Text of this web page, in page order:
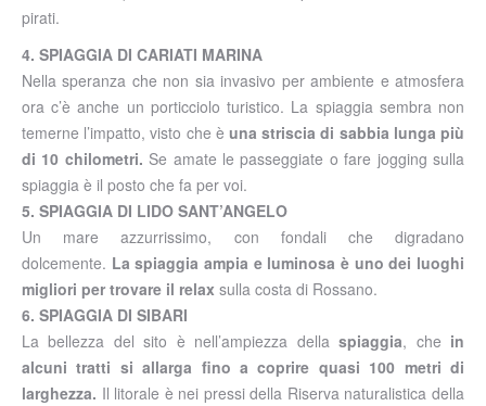
pirati.
4. SPIAGGIA DI CARIATI MARINA
Nella speranza che non sia invasivo per ambiente e atmosfera
ora c’è anche un porticciolo turistico. La spiaggia sembra non
temerne l’impatto, visto che è una striscia di sabbia lunga più
di 10 chilometri. Se amate le passeggiate o fare jogging sulla
spiaggia è il posto che fa per voi.
5. SPIAGGIA DI LIDO SANT’ANGELO
Un mare azzurrissimo, con fondali che digradano
dolcemente. La spiaggia ampia e luminosa è uno dei luoghi
migliori per trovare il relax sulla costa di Rossano.
6. SPIAGGIA DI SIBARI
La bellezza del sito è nell’ampiezza dellaspiaggia, che in
alcuni tratti si allarga fino a coprire quasi 100 metri di
larghezza. Il litorale è nei pressi della Riserva naturalistica della